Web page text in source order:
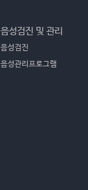
음성검진 및 관리
음성검진
음성관리프로그램